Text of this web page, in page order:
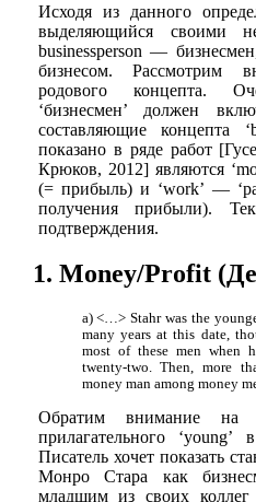
Исходя из данного
выделяющийся своими
businessperson —
бизнесом. Рассмотрим
родового концепта.
‘бизнесмен’ должен
составляющие концепта
показано в ряде работ
Крюков, 2012] являются
(= прибыль) и ‘work’ —
получения прибыли).
подтверждения.
1. Money/Profit
a) <…> Stahr was the
many years at this date,
most of these men when
twenty-two. Then, more
money man among money
Обратим внимание на
прилагательного ‘young’
Писатель хочет показать
Монро Стара как
младшим из своих